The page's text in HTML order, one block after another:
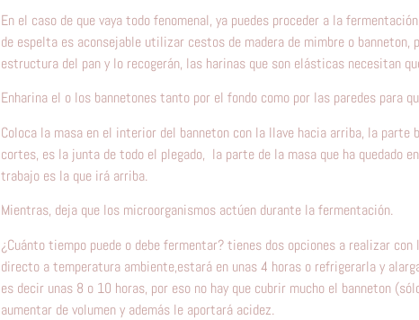
En el caso de que vaya todo fenomenal, ya puedes proceder a la
de espelta es aconsejable utilizar cestos de madera de mimbre o banneton,
estructura del pan y lo recogerán, las harinas que son elásticas necesitan
Enharina el o los bannetones tanto por el fondo como por las paredes para
Coloca la masa en el interior del banneton con la llave hacia arriba, la parte
cortes, es la junta de todo el plegado, la parte de la masa que ha quedado
trabajo es la que irá arriba.
Mientras, deja que los microorganismos actúen durante la fermentación.
¿Cuánto tiempo puede o debe fermentar? tienes dos opciones a realizar
directo a temperatura ambiente,estará en unas 4 horas o refrigerarla y
es decir unas 8 o 10 horas, por eso no hay que cubrir mucho el banneton
aumentar de volumen y además le aportará acidez.